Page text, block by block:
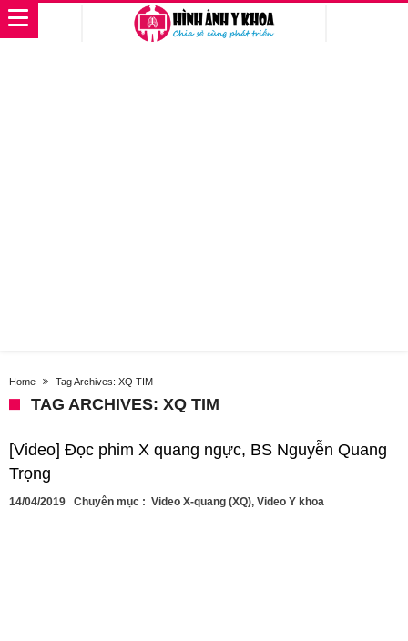
Home Tag Archives: XQ TIM
TAG ARCHIVES: XQ TIM
[Video] Đọc phim X quang ngực, BS Nguyễn Quang
Trọng
14/04/2019 Chuyên mục : Video X-quang (XQ), Video Y khoa